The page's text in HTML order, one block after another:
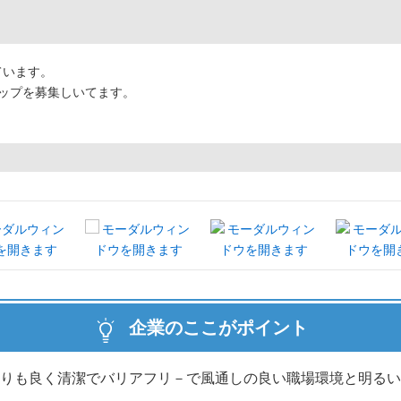
ます。
プを募集しいてます。
企業のここがポイント
も良く清潔でバリアフリ－で風通しの良い職場環境と明る